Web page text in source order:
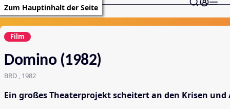
Zum Hauptinhalt der Seite
Film
Domino (1982)
BRD , 1982
Ein großes Theaterprojekt scheitert an den Krisen und